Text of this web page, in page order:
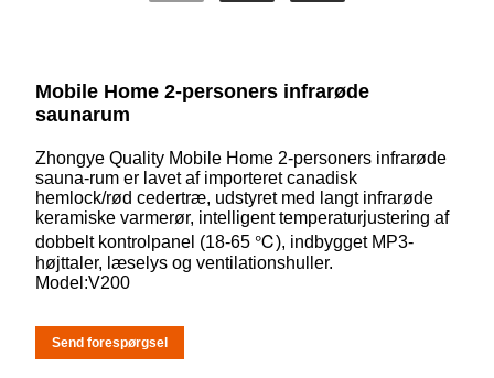
Mobile Home 2-personers infrarøde
saunarum
Zhongye Quality Mobile Home 2-personers infrarøde
sauna-rum er lavet af importeret canadisk
hemlock/rød cedertræ, udstyret med langt infrarøde
keramiske varmerør, intelligent temperaturjustering af
dobbelt kontrolpanel (18-65 ℃), indbygget MP3-
højttaler, læselys og ventilationshuller.
Model:V200
Send forespørgsel